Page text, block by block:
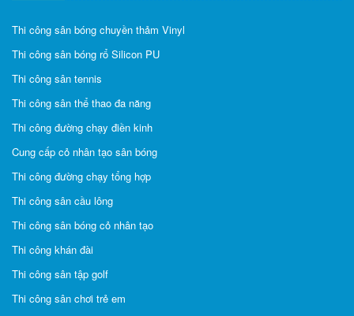
Thi công sân bóng chuyền thảm Vinyl
Thi công sân bóng rổ Silicon PU
Thi công sân tennis
Thi công sân thể thao đa năng
Thi công đường chạy điền kinh
Cung cấp cỏ nhân tạo sân bóng
Thi công đường chạy tổng hợp
Thi công sân cầu lông
Thi công sân bóng cỏ nhân tạo
Thi công khán đài
Thi công sân tập golf
Thi công sân chơi trẻ em